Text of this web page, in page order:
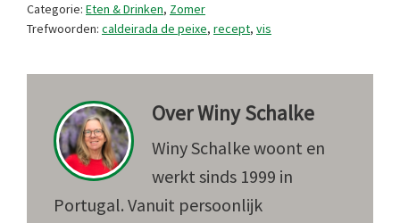
Categorie: Eten & Drinken, Zomer
Trefwoorden: caldeirada de peixe, recept, vis
OverWiny Schalke
Winy Schalke woont en
werkt sinds 1999 in
Portugal. Vanuit persoonlijk